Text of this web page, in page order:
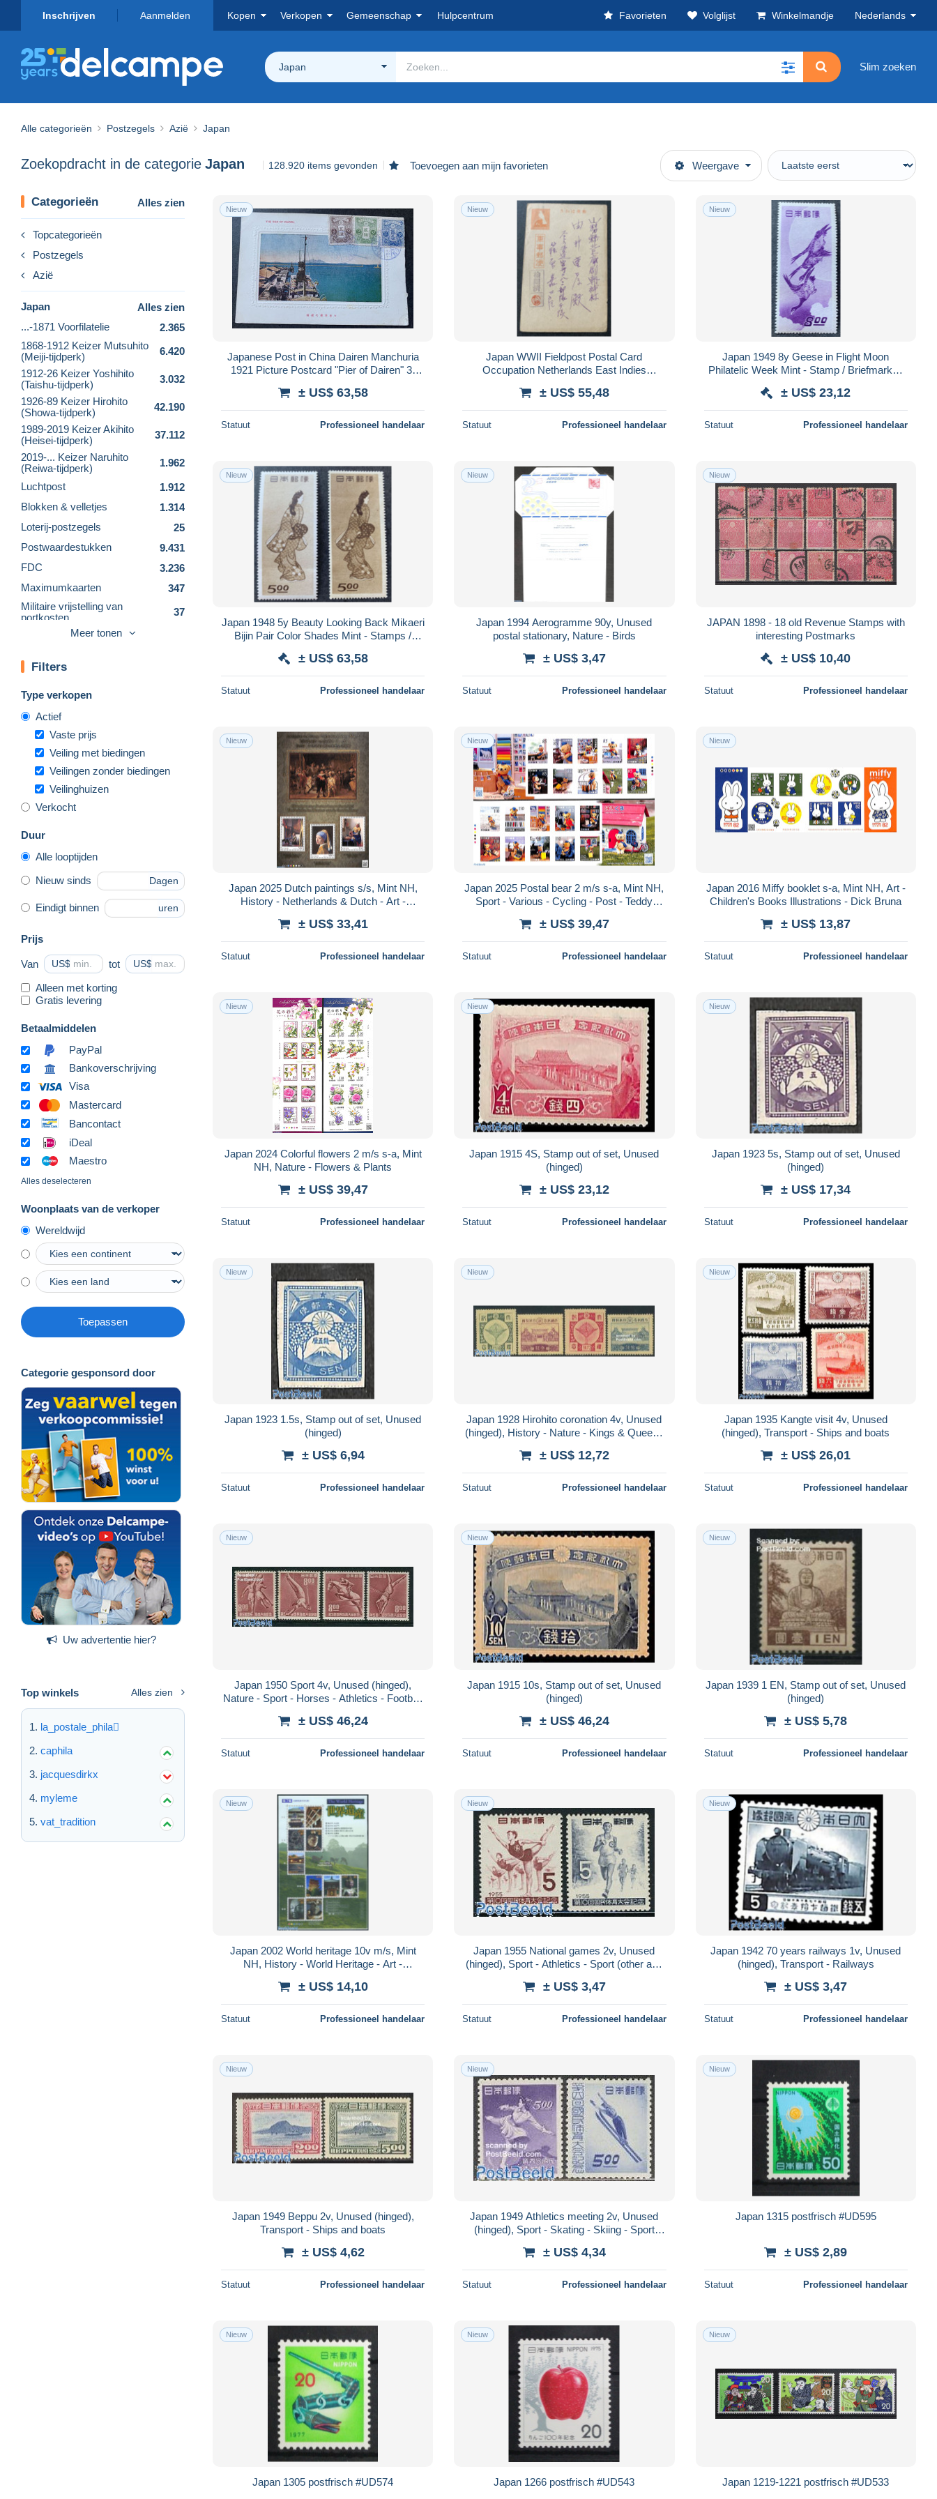
Inschrijven Aanmelden Kopen Verkopen Gemeenschap Hulpcentrum Favorieten Volglijst Winkelmandje Nederlands
Japan Slim zoeken
Alle categorieën Postzegels Azië Japan
Zoekopdracht in de categorie Japan 128.920 items gevonden Toevoegen aan mijn favorieten Weergave
Categorieën Alles zien
Topcategorieën
Postzegels
Azië
Japan
Alles zien
...-1871 Voorfilatelie
2.365
1868-1912 Keizer Mutsuhito
(Meiji-tijdperk)
6.420
1912-26 Keizer Yoshihito
(Taishu-tijdperk)
3.032
1926-89 Keizer Hirohito
(Showa-tijdperk)
42.190
1989-2019 Keizer Akihito
(Heisei-tijdperk)
37.112
2019-... Keizer Naruhito
(Reiwa-tijdperk)
1.962
Luchtpost
1.912
Blokken & velletjes
1.314
Loterij-postzegels
25
Postwaardestukken
9.431
FDC
3.236
Maximumkaarten
347
Militaire vrijstelling van
portkosten
37
Telegraafzegels
Andere
Verzamelingen & Reeksen
Andere & zonder
Meer tonen
Filters
Type verkopen
Actief
Vaste prijs
Veiling met biedingen
Veilingen zonder biedingen
Veilinghuizen
Verkocht
Duur
Alle looptijden
Nieuw sinds Dagen
Eindigt binnen uren
Prijs
Van US$ tot US$
Alleen met korting
Gratis levering
Betaalmiddelen
PayPal
Bankoverschrijving
Visa
Mastercard
Bancontact
iDeal
Maestro
Alles deselecteren
Woonplaats van de verkoper
Wereldwijd
Toepassen
Categorie gesponsord door
Uw advertentie hier?
Top winkels Alles zien
la_postale_phila
caphila
jacquesdirkx
myleme
vat_tradition
Nieuw
Japanese Post in China Dairen Manchuria
1921 Picture Postcard "Pier of Dairen" 3-
± US$ 63,58
Statuut Professioneel handelaar
Nieuw
Japan WWII Fieldpost Postal Card
Occupation Netherlands East Indies
Ganzsache
± US$ 55,48
Statuut Professioneel handelaar
Nieuw
Japan 1949 8y Geese in Flight Moon
Philatelic Week Mint - Stamp / Briefmarke /
± US$ 23,12
Statuut Professioneel handelaar
Nieuw
Japan 1948 5y Beauty Looking Back Mikaeri
Bijin Pair Color Shades Mint - Stamps /
± US$ 63,58
Statuut Professioneel handelaar
Nieuw
Japan 1994 Aerogramme 90y, Unused
postal stationary, Nature - Birds
± US$ 3,47
Statuut Professioneel handelaar
Nieuw
JAPAN 1898 - 18 old Revenue Stamps with
interesting Postmarks
± US$ 10,40
Statuut Professioneel handelaar
Nieuw
Japan 2025 Dutch paintings s/s, Mint NH,
History - Netherlands & Dutch - Art -
± US$ 33,41
Statuut Professioneel handelaar
Nieuw
Japan 2025 Postal bear 2 m/s s-a, Mint NH,
Sport - Various - Cycling - Post - Teddy
± US$ 39,47
Statuut Professioneel handelaar
Nieuw
Japan 2016 Miffy booklet s-a, Mint NH, Art -
Children's Books Illustrations - Dick Bruna
± US$ 13,87
Statuut Professioneel handelaar
Nieuw
Japan 2024 Colorful flowers 2 m/s s-a, Mint
NH, Nature - Flowers & Plants
± US$ 39,47
Statuut Professioneel handelaar
Nieuw
Japan 1915 4S, Stamp out of set, Unused
(hinged)
± US$ 23,12
Statuut Professioneel handelaar
Nieuw
Japan 1923 5s, Stamp out of set, Unused
(hinged)
± US$ 17,34
Statuut Professioneel handelaar
Nieuw
Japan 1923 1.5s, Stamp out of set, Unused
(hinged)
± US$ 6,94
Statuut Professioneel handelaar
Nieuw
Japan 1928 Hirohito coronation 4v, Unused
(hinged), History - Nature - Kings & Queens
± US$ 12,72
Statuut Professioneel handelaar
Nieuw
Japan 1935 Kangte visit 4v, Unused
(hinged), Transport - Ships and boats
± US$ 26,01
Statuut Professioneel handelaar
Nieuw
Japan 1950 Sport 4v, Unused (hinged),
Nature - Sport - Horses - Athletics - Football
± US$ 46,24
Statuut Professioneel handelaar
Nieuw
Japan 1915 10s, Stamp out of set, Unused
(hinged)
± US$ 46,24
Statuut Professioneel handelaar
Nieuw
Japan 1939 1 EN, Stamp out of set, Unused
(hinged)
± US$ 5,78
Statuut Professioneel handelaar
Nieuw
Japan 2002 World heritage 10v m/s, Mint
NH, History - World Heritage - Art -
± US$ 14,10
Statuut Professioneel handelaar
Nieuw
Japan 1955 National games 2v, Unused
(hinged), Sport - Athletics - Sport (other and
± US$ 3,47
Statuut Professioneel handelaar
Nieuw
Japan 1942 70 years railways 1v, Unused
(hinged), Transport - Railways
± US$ 3,47
Statuut Professioneel handelaar
Nieuw
Japan 1949 Beppu 2v, Unused (hinged),
Transport - Ships and boats
± US$ 4,62
Statuut Professioneel handelaar
Nieuw
Japan 1949 Athletics meeting 2v, Unused
(hinged), Sport - Skating - Skiing - Sport
± US$ 4,34
Statuut Professioneel handelaar
Nieuw
Japan 1315 postfrisch #UD595
± US$ 2,89
Statuut Professioneel handelaar
Nieuw
Japan 1305 postfrisch #UD574
Nieuw
Japan 1266 postfrisch #UD543
Nieuw
Japan 1219-1221 postfrisch #UD533